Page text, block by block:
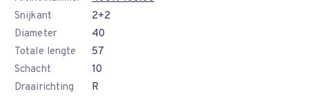
Snijkant
2+2
Diameter
40
Totale lengte
57
Schacht
10
Draairichting
R